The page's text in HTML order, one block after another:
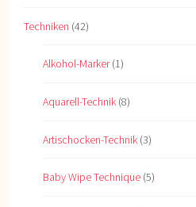
Techniken (42)
Alkohol-Marker(1)
Aquarell-Technik (8)
Artischocken-Technik (3)
Baby Wipe Technique (5)